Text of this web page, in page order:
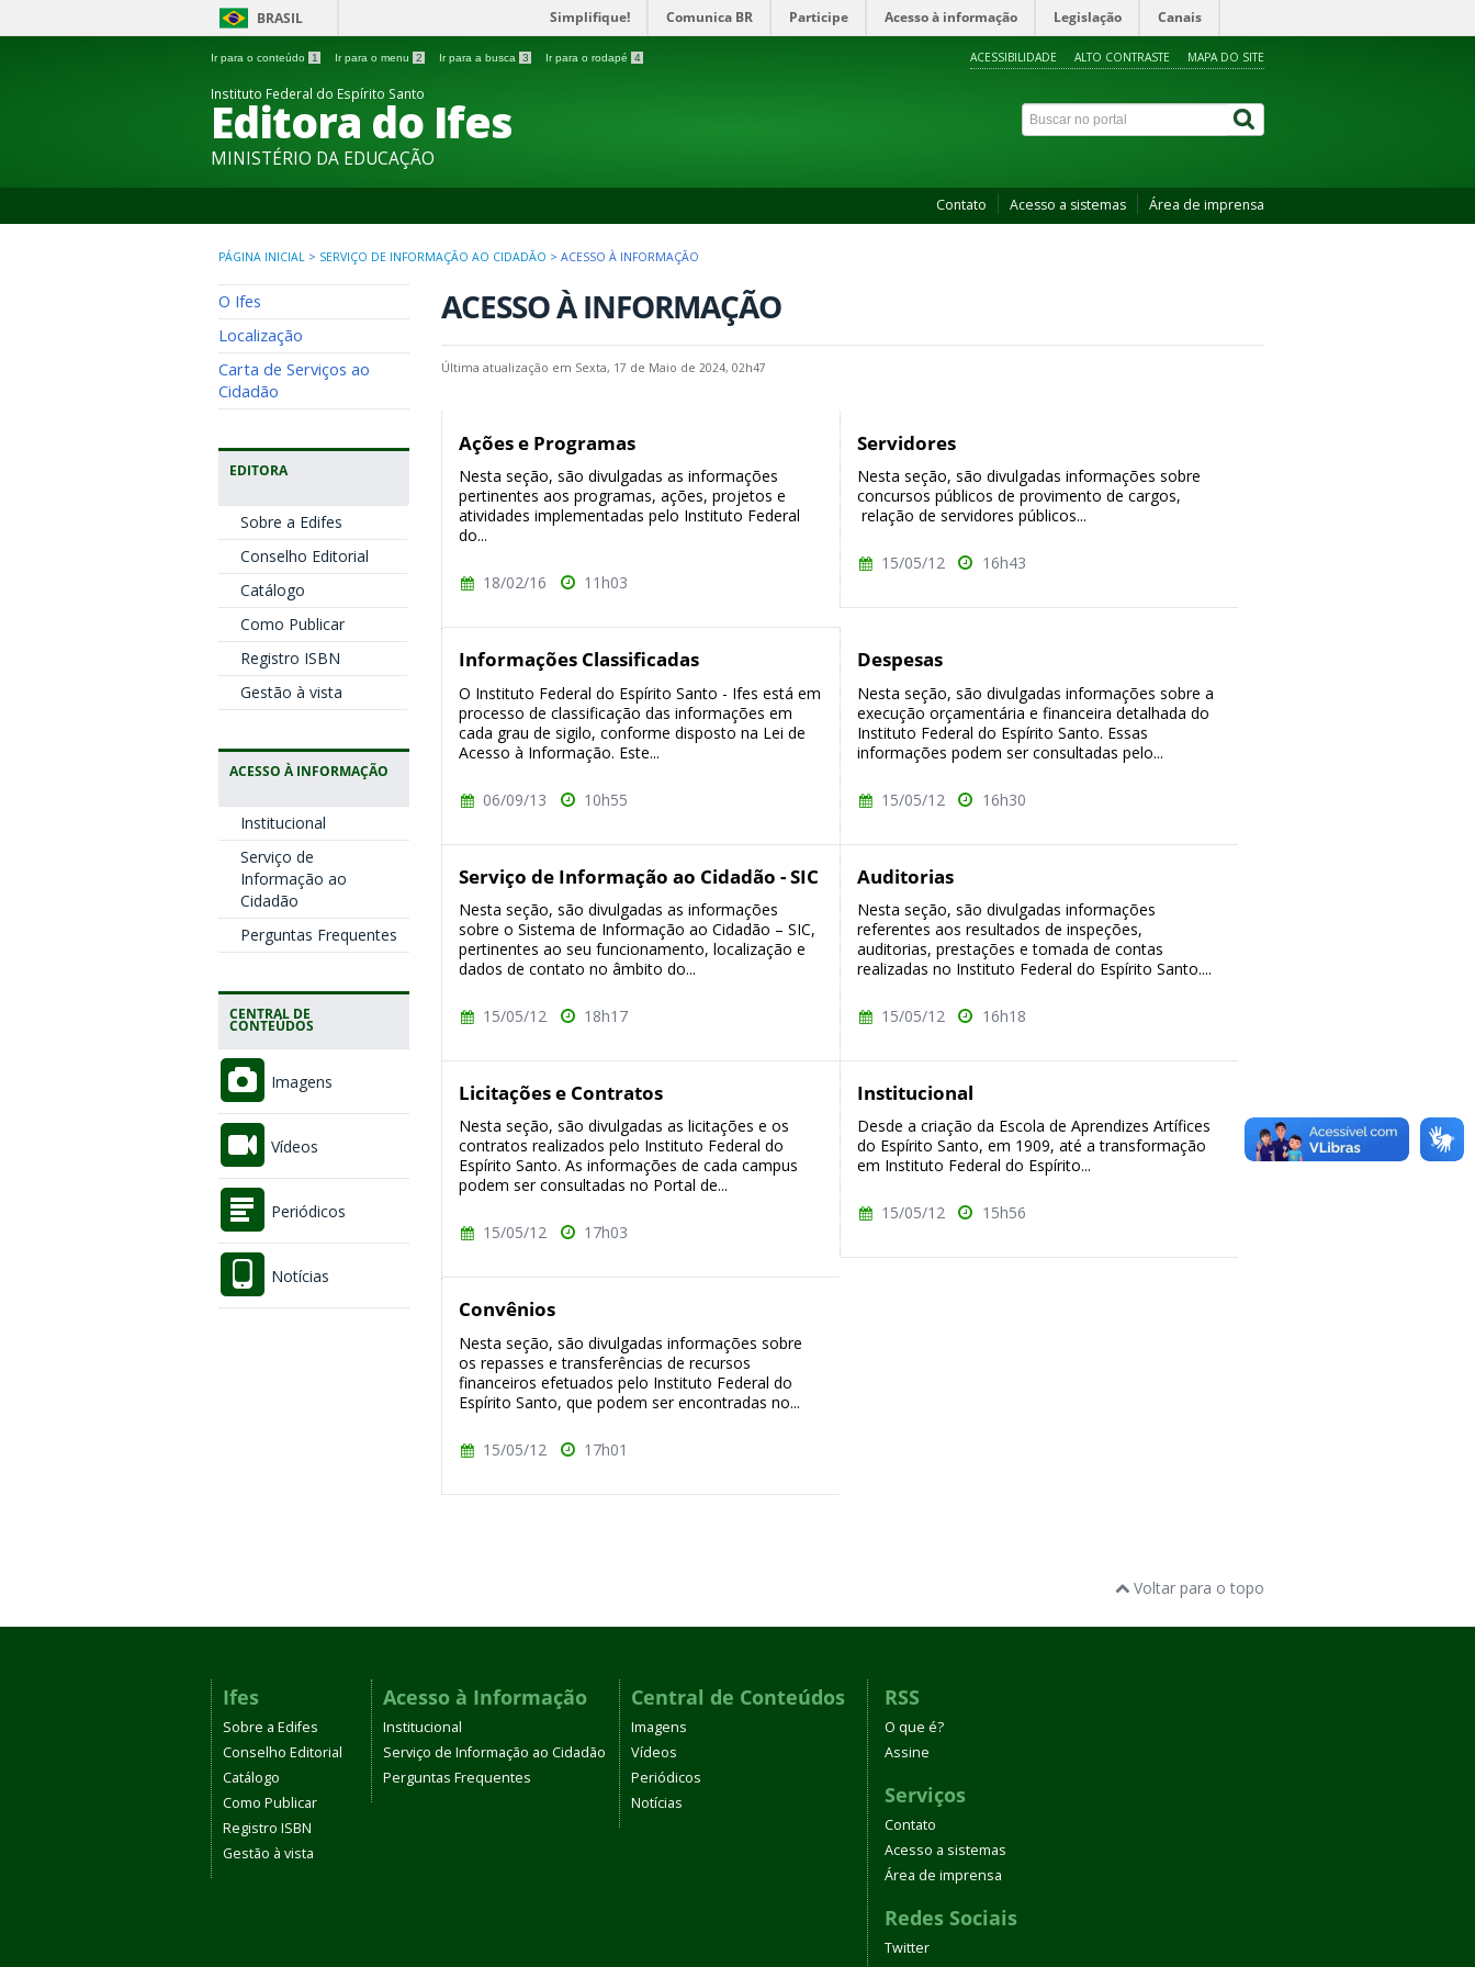
BRASIL Simplifique! Comunica BR Participe Acesso à informação Legislação Canais
Ir para o conteúdo 1 Ir para o menu 2 Ir para a busca 3 Ir para o rodapé 4 ACESSIBILIDADE ALTO CONTRASTE MAPA DO SITE
Instituto Federal do Espírito Santo
Editora do Ifes
MINISTÉRIO DA EDUCAÇÃO
Contato Acesso a sistemas Área de imprensa
PÁGINA INICIAL > SERVIÇO DE INFORMAÇÃO AO CIDADÃO > ACESSO À INFORMAÇÃO
O Ifes
Localização
Carta de Serviços ao
Cidadão
EDITORA
Sobre a Edifes
Conselho Editorial
Catálogo
Como Publicar
Registro ISBN
Gestão à vista
ACESSO À INFORMAÇÃO
Institucional
Serviço de
Informação ao
Cidadão
Perguntas Frequentes
CENTRAL DE
CONTEÚDOS
Imagens
Vídeos
Periódicos
Notícias
ACESSO À INFORMAÇÃO
Última atualização em Sexta, 17 de Maio de 2024, 02h47
Ações e Programas
Nesta seção, são divulgadas as informações
pertinentes aos programas, ações, projetos e
atividades implementadas pelo Instituto Federal
do...
18/02/16 11h03
Servidores
Nesta seção, são divulgadas informações sobre
concursos públicos de provimento de cargos,
relação de servidores públicos...
15/05/12 16h43
Informações Classificadas
O Instituto Federal do Espírito Santo - Ifes está em
processo de classificação das informações em
cada grau de sigilo, conforme disposto na Lei de
Acesso à Informação. Este...
06/09/13 10h55
Despesas
Nesta seção, são divulgadas informações sobre a
execução orçamentária e financeira detalhada do
Instituto Federal do Espírito Santo. Essas
informações podem ser consultadas pelo...
15/05/12 16h30
Serviço de Informação ao Cidadão - SIC
Nesta seção, são divulgadas as informações
sobre o Sistema de Informação ao Cidadão – SIC,
pertinentes ao seu funcionamento, localização e
dados de contato no âmbito do...
15/05/12 18h17
Auditorias
Nesta seção, são divulgadas informações
referentes aos resultados de inspeções,
auditorias, prestações e tomada de contas
realizadas no Instituto Federal do Espírito Santo....
15/05/12 16h18
Licitações e Contratos
Nesta seção, são divulgadas as licitações e os
contratos realizados pelo Instituto Federal do
Espírito Santo. As informações de cada campus
podem ser consultadas no Portal de...
15/05/12 17h03
Institucional
Desde a criação da Escola de Aprendizes Artífices
do Espírito Santo, em 1909, até a transformação
em Instituto Federal do Espírito...
15/05/12 15h56
Convênios
Nesta seção, são divulgadas informações sobre
os repasses e transferências de recursos
financeiros efetuados pelo Instituto Federal do
Espírito Santo, que podem ser encontradas no...
15/05/12 17h01
Voltar para o topo
Ifes
Sobre a Edifes
Conselho Editorial
Catálogo
Como Publicar
Registro ISBN
Gestão à vista
Acesso à Informação
Institucional
Serviço de Informação ao Cidadão
Perguntas Frequentes
Central de Conteúdos
Imagens
Vídeos
Periódicos
Notícias
RSS
O que é?
Assine
Serviços
Contato
Acesso a sistemas
Área de imprensa
Redes Sociais
Twitter